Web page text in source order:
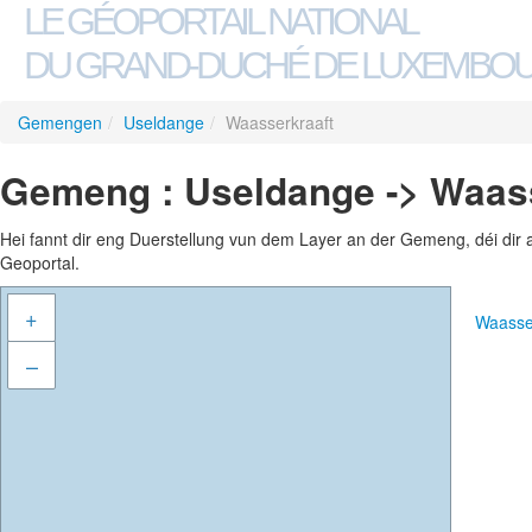
LE GÉOPORTAIL NATIONAL
DU GRAND-DUCHÉ DE
Gemengen / Useldange / Waasserkraaft
Gemeng : Useldange ->
Hei fannt dir eng Duerstellung vun dem Layer an der Gemeng, déi
Geoportal.
+
–